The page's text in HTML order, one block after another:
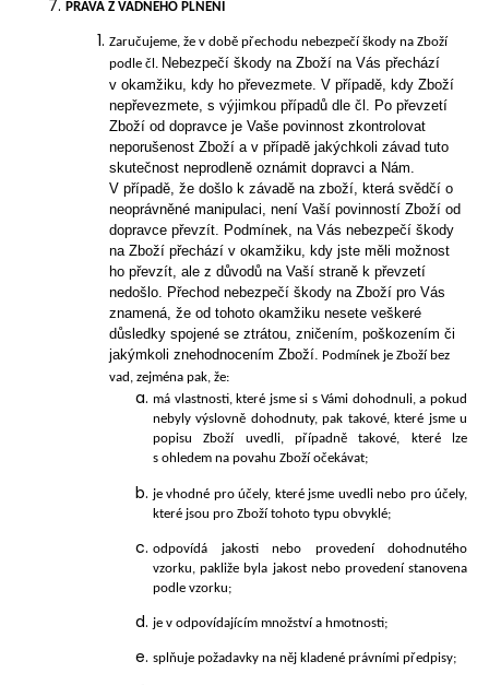
PRÁVA Z VADNÉHO PLNĚNÍ
Zaručujeme, že v době přechodu nebezpečí škody na Zboží
podle čl. Nebezpečí škody na Zboží na Vás přechází
v okamžiku, kdy ho převezmete. V případě, kdy Zboží
nepřevezmete, s výjimkou případů d le čl. Po převzetí
Zboží od dopravce je Vaše povinnost zkontrolovat
neporušenost Zboží a v případě jakýchkoli závad tuto
skutečnost neprodleně oznámit dopravci a Nám.
V případě, že došlo k závadě na zboží, která svědčí o
neoprávněné manipulaci, není Vaší povinností Zboží od
dopravce převzít. Podmínek, na Vás nebezpečí škody
na Zboží přechází v okamžiku, kdy jste měli možnost
ho převzít, ale z důvodů na Vaší straně k převzetí
nedošlo. Přechod nebezpečí škody na Zboží pro Vás
znamená, že od tohoto okamžiku nesete veškeré
důsledky spojené se ztrátou, zničením, poškozením či
jakýmkoli znehodnocením Zboží. Podmínek je Zboží bez
vad, zejména pak, že:
má vlastnosti, které jsme si s Vámi dohodnuli, a pokud
nebyly výslovně dohodnuty, pak takové, které jsme u
popisu Zboží uvedli, případně takové, které lze
s ohledem na povahu Zboží očekávat;
je vhodné pro účely, které jsme uvedli nebo pro účely,
které jsou pro Zboží tohoto typu obvyklé;
odpovídá jakosti nebo provedení dohodnutého
vzorku, pakliže byla jakost nebo provedení stanovena
podle vzorku;
je v odpovídajícím množství a hmotnosti;
splňuje požadavky na něj kladené právními předpisy;